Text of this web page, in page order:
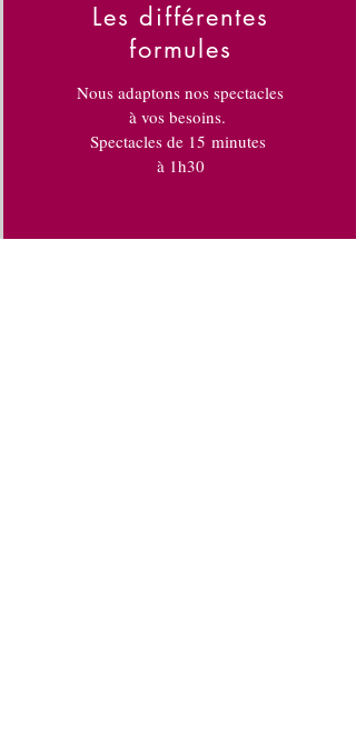
Les différentes
formules
Nous adaptons nos spectacles
à vos besoins.
Spectacles de 15 minutes
à 1h30